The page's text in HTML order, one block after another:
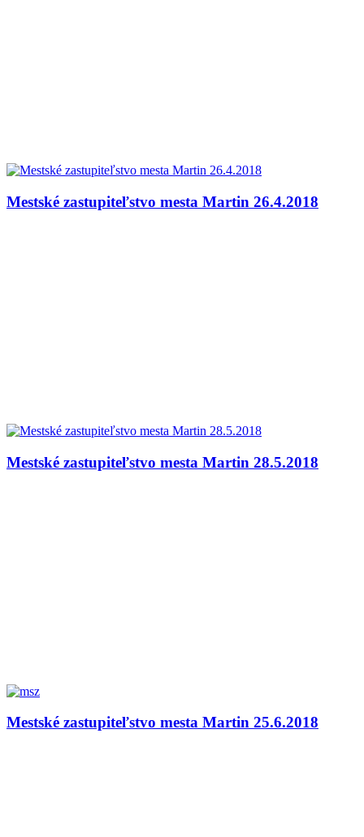
Mestské zastupiteľstvo mesta Martin 26.4.2018
Mestské zastupiteľstvo mesta Martin 28.5.2018
Mestské zastupiteľstvo mesta Martin 25.6.2018